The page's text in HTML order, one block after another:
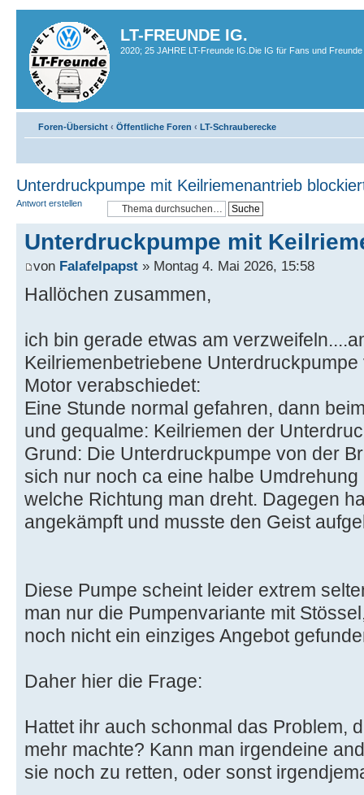
LT-FREUNDE IG.
2020; 25 JAHRE LT-Freunde IG.Die IG für Fans und
Foren-Übersicht ‹ Öffentliche Foren ‹ LT-Schrauberecke
Unterdruckpumpe mit Keilriemenantrieb
Antwort erstellen
Unterdruckpumpe mit
von Falafelpapst » Montag 4. Mai 2026, 15:58
Hallöchen zusammen,
ich bin gerade etwas am
Keilriemenbetriebene
Motor verabschiedet:
Eine Stunde normal gefahren, dann
und gequalme: Keilriemen der
Grund: Die Unterdruckpumpe von der
sich nur noch ca eine halbe
welche Richtung man dreht. Dagegen
angekämpft und musste den Geist
Diese Pumpe scheint leider extrem
man nur die Pumpenvariante mit
noch nicht ein einziges Angebot
Daher hier die Frage:
Hattet ihr auch schonmal das Problem,
mehr machte? Kann man irgendeine
sie noch zu retten, oder sonst